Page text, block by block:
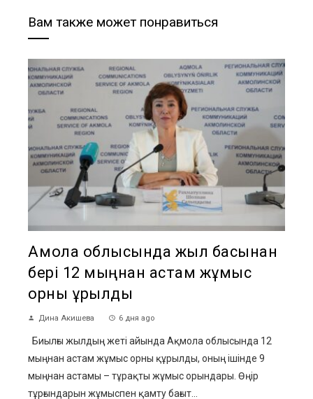
Вам также может понравиться
Ақмола облысында жыл басынан
бері 12 мыңнан астам жұмыс
орны құрылды
Дина Акишева 6 дня ago
Биылғы жылдың жеті айында Ақмола облысында 12
мыңнан астам жұмыс орны құрылды, оның ішінде 9
мыңнан астамы – тұрақты жұмыс орындары. Өңір
тұрғындарын жұмыспен қамту бағыт...